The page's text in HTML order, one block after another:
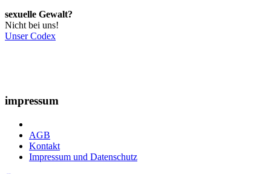
sexuelle Gewalt?
Nicht bei uns!
Unser Codex
impressum
AGB
Kontakt
Impressum und Datenschutz